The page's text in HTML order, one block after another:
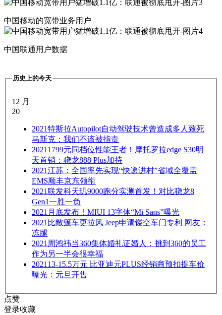
中国移动的宽带业务用户
中国联通用户数据
历史上的今天
12 月
20
2021特斯拉Autopilot自动驾驶技术曾造成多人致死
马斯克：我们不该被指责
2021 1799元同档位性能王者！摩托罗拉edge S30明
天首销：骁龙888 Plus加持
2021江苏：全国率先实现“快递进村”省域全覆盖
EMS顺丰京东领衔
2021联发科天玑9000跑分实测首发！对比骁龙8
Gen1一胜一负
2021 月底发布！MIUI 13字体“Mi Sans”曝光
2021 比敞篷车更拉风 Jeep申请镂空车门专利 网友：
冻腿
2021 周鸿祎当360集体婚礼证婚人：挑到360的员工
作为另一半会很幸福
2021 13-15.5万元 比亚迪元PLUS经销商预扣提车价
曝光：元旦开售
点赞
登录收藏